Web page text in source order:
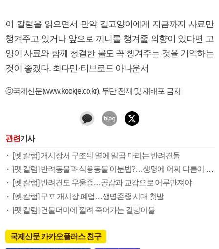
이 칼럼을 읽으면서 만약 길고양이에게 지금까지 사료만
챙겨주고 있거나 앞으로 끼니를 챙겨줄 의향이 있다면 고
양이 사료와 함께 청결한 물도 꼭 챙겨주는 것을 기억하는
것이 좋겠다. 최다민·티브로드 아나운서
ⓒ국제신문(www.kookje.co.kr), 무단 전재 및 재배포 금지
관련기사
[펫 칼럼] 개시장서 구조된 열에 일곱 마리는 반려견들
[펫 칼럼] 반려동물과 식용동물 이분법?…생명에 어찌 다름이 있을까
[펫 칼럼] 반려견도 우울증…공감과 교감으로 어루만져야
[펫 칼럼] 구포 개시장 폐업…생명존중 시대 첫발
[펫 칼럼] 건물더미에 깔려 죽어가는 길냥이들
국제신문 카카오플러스 친구